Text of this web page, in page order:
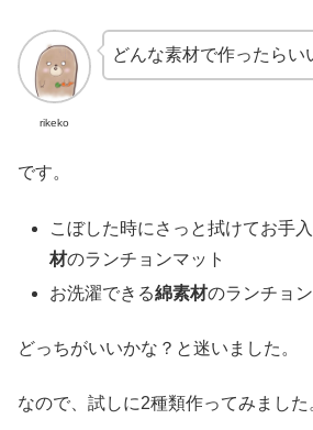
rikeko
どんな素材で作ったらい
です。
こぼした時にさっと拭けてお手
材のランチョンマット
お洗濯できる綿素材のランチョ
どっちがいいかな？と迷いました。
なので、試しに2種類作ってみました